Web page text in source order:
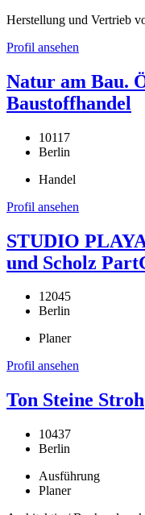
Herstellung und Vertrieb
Profil ansehen
Natur am Bau.
Baustoffhandel
10117
Berlin
Handel
Profil ansehen
STUDIO
und Scholz
12045
Berlin
Planer
Profil ansehen
Ton Steine Stroh
10437
Berlin
Ausführung
Planer